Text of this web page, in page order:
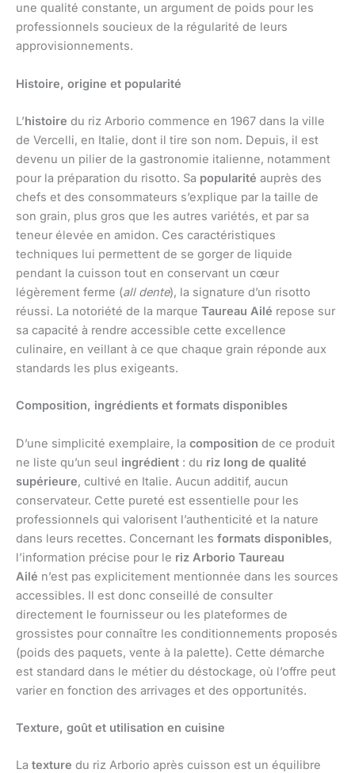
une qualité constante, un argument de poids pour les
professionnels soucieux de la régularité de leurs
approvisionnements.
Histoire, origine et popularité
L’histoire du riz Arborio commence en 1967 dans la ville
de Vercelli, en Italie, dont il tire son nom. Depuis, il est
devenu un pilier de la gastronomie italienne, notamment
pour la préparation du risotto. Sa popularité auprès des
chefs et des consommateurs s’explique par la taille de
son grain, plus gros que les autres variétés, et par sa
teneur élevée en amidon. Ces caractéristiques
techniques lui permettent de se gorger de liquide
pendant la cuisson tout en conservant un cœur
légèrement ferme (all dente), la signature d’un risotto
réussi. La notoriété de la marque Taureau Ailé repose sur
sa capacité à rendre accessible cette excellence
culinaire, en veillant à ce que chaque grain réponde aux
standards les plus exigeants.
Composition, ingrédients et formats disponibles
D’une simplicité exemplaire, la composition de ce produit
ne liste qu’un seul ingrédient : du riz long de qualité
supérieure, cultivé en Italie. Aucun additif, aucun
conservateur. Cette pureté est essentielle pour les
professionnels qui valorisent l’authenticité et la nature
dans leurs recettes. Concernant les formats disponibles,
l’information précise pour le riz Arborio Taureau
Ailé n’est pas explicitement mentionnée dans les sources
accessibles. Il est donc conseillé de consulter
directement le fournisseur ou les plateformes de
grossistes pour connaître les conditionnements proposés
(poids des paquets, vente à la palette). Cette démarche
est standard dans le métier du déstockage, où l’offre peut
varier en fonction des arrivages et des opportunités.
Texture, goût et utilisation en cuisine
La texture du riz Arborio après cuisson est un équilibre